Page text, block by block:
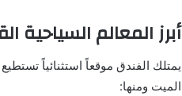
أبرز المعالم السياحية
يمتلك الفندق موقعاً استثنائياً
الميت ومنها: